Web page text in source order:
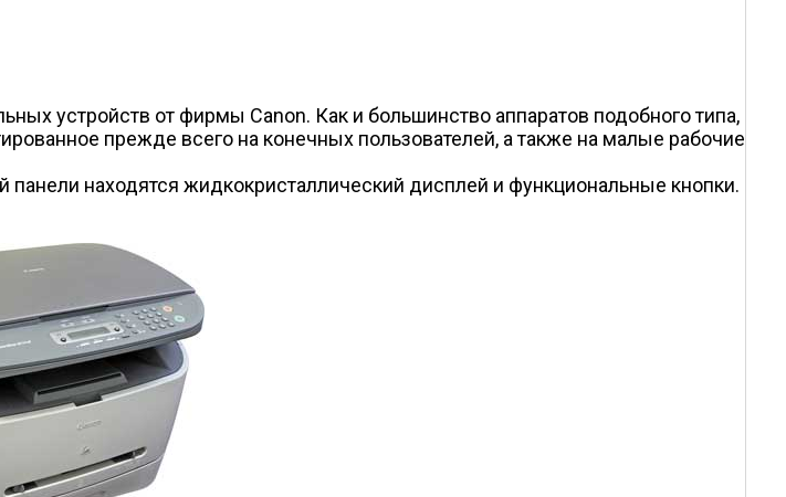
устройств от фирмы Canon. Как и большинство аппаратов подобного типа,
прежде всего на конечных пользователей, а также на малые рабочие
находятся жидкокристаллический дисплей и функциональные кнопки.